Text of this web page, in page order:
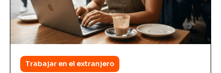
Trabajar en el extranjero